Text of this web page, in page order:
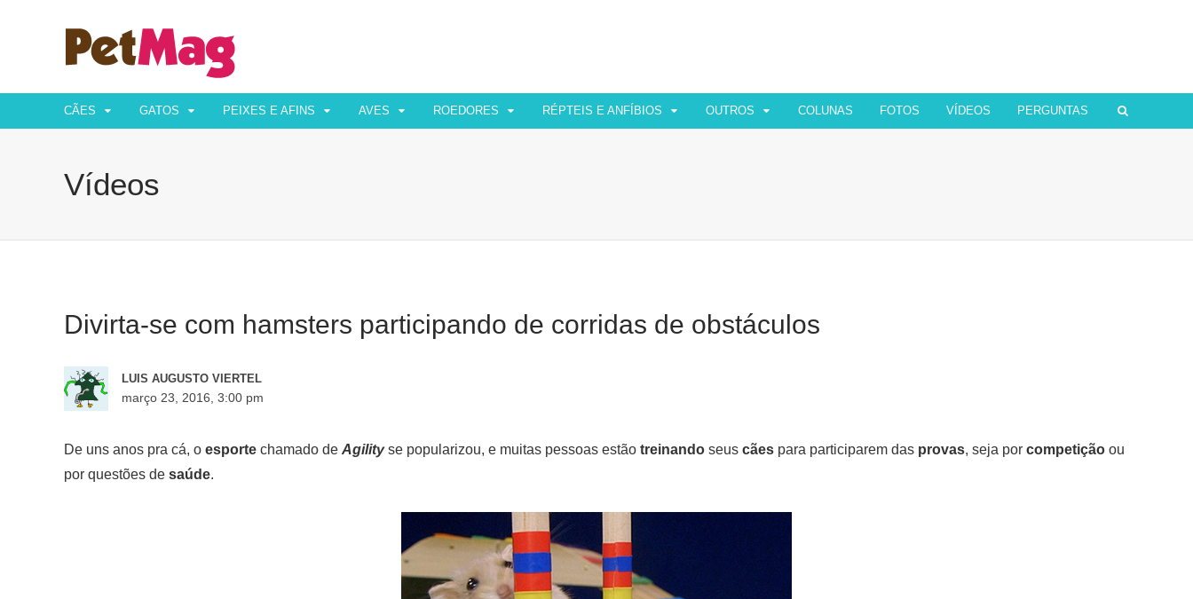
CÃES GATOS PEIXES E AFINS AVES ROEDORES RÉPTEIS E ANFÍBIOS OUTROS COLUNAS FOTOS VÍDEOS PERGUNTAS
Vídeos
Divirta-se com hamsters participando de corridas de obstáculos
LUIS AUGUSTO VIERTEL
março 23, 2016, 3:00 pm
De uns anos pra cá, o esporte chamado de Agilityse popularizou, e muitas pessoas estão treinando seus cães para participarem das provas, seja por competição ou
por questões de saúde.